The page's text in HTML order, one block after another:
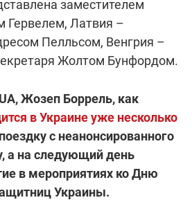
заместителем
Гервелем, Латвия –
Пелльсом, Венгрия –
Жолтом Бунфордом.
Жозеп Боррель, как
в Украине уже несколько
с неанонсированного
а на следующий день
в мероприятиях ко Дню
Украины.